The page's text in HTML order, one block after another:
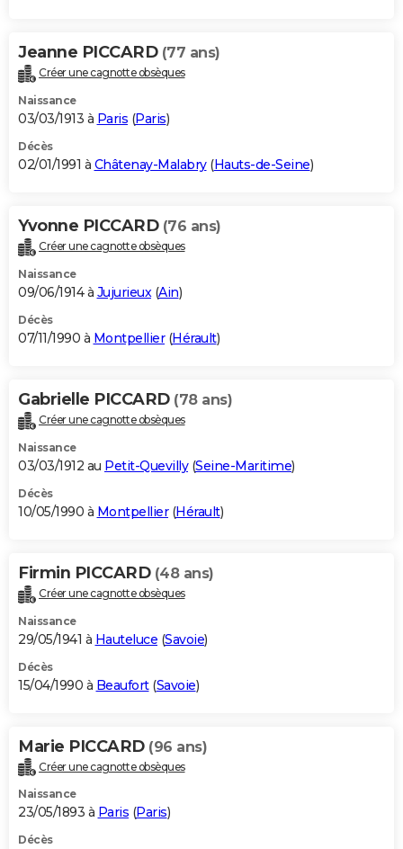
Jeanne PICCARD (77 ans)
Créer une cagnotte obsèques
Naissance
03/03/1913 à Paris (Paris)
Décès
02/01/1991 à Châtenay-Malabry(Hauts-de-Seine)
Yvonne PICCARD (76 ans)
Créer une cagnotte obsèques
Naissance
09/06/1914 à Jujurieux(Ain)
Décès
07/11/1990 à Montpellier(Hérault)
Gabrielle PICCARD (78 ans)
Créer une cagnotte obsèques
Naissance
03/03/1912 au Petit-Quevilly(Seine-Maritime)
Décès
10/05/1990 à Montpellier(Hérault)
Firmin PICCARD (48 ans)
Créer une cagnotte obsèques
Naissance
29/05/1941 à Hauteluce (Savoie)
Décès
15/04/1990 à Beaufort(Savoie)
Marie PICCARD (96 ans)
Créer une cagnotte obsèques
Naissance
23/05/1893 à Paris (Paris)
Décès